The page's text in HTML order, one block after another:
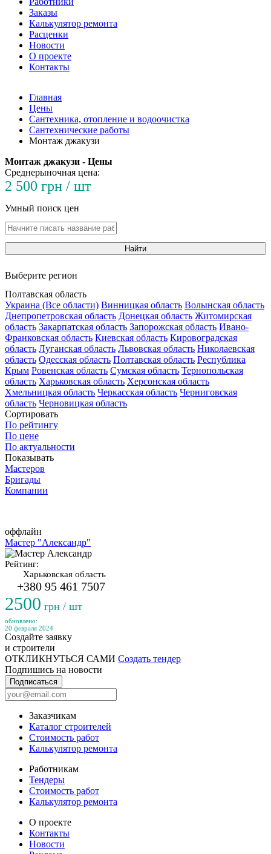
Заказы
Калькулятор ремонта
Расценки
Новости
О проекте
Контакты
Главная
Цены
Сантехника, отопление и водоочистка
Сантехнические работы
Монтаж джакузи
Монтаж джакузи - Цены
Среднерыночная цена:
2 500 грн / шт
Умный поиск цен
Найти
Выберите регион
Полтавская область
Украина (Все области) Винницкая область Волынская область
Днепропетровская область Донецкая область Житомирская
область Закарпатская область Запорожская область Ивано-
Франковская область Киевская область Кировоградская
область Луганская область Львовская область Николаевская
область Одесская область Полтавская область Республика
Крым Ровенская область Сумская область Тернопольская
область Харьковская область Херсонская область
Хмельницкая область Черкасская область Черниговская
область Черновицкая область
Сортировать
По рейтингу
По цене
По актуальности
Показывать
Мастеров
Бригады
Компании
оффлайн
Мастер "Александр"
Рейтинг:
Харьковская область
+380 95 461 7507
2500 грн / шт
обновлено:
20 февраля 2024
Создайте заявку
и строители
ОТКЛИКНУТЬСЯ САМИ Создать тендер
Подпишись на новости
Подписаться
Заказчикам
Каталог строителей
Стоимость работ
Калькулятор ремонта
Работникам
Тендеры
Стоимость работ
Калькулятор ремонта
О проекте
Контакты
Новости